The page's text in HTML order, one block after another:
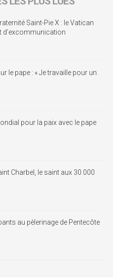
Saint-Pie X : le Vatican
d’excommunication
le pape : « Je travaille pour un
pour la paix avec le pape
Charbel, le saint aux 30 000
au pèlerinage de Pentecôte